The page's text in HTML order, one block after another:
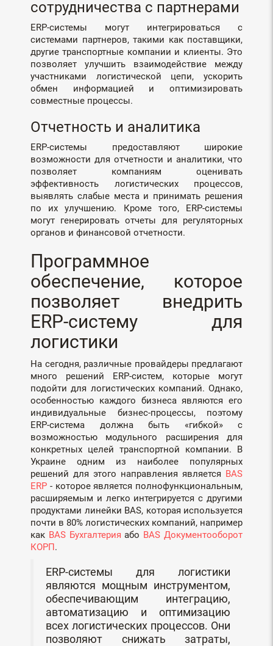
сотрудничества с партнерами
ERP-системы могут интегрироваться с
системами партнеров, такими как поставщики,
другие транспортные компании и клиенты. Это
позволяет улучшить взаимодействие между
участниками логистической цепи, ускорить
обмен информацией и оптимизировать
совместные процессы.
Отчетность и аналитика
ERP-системы предоставляют широкие
возможности для отчетности и аналитики, что
позволяет компаниям оценивать
эффективность логистических процессов,
выявлять слабые места и принимать решения
по их улучшению. Кроме того, ERP-системы
могут генерировать отчеты для регуляторных
органов и финансовой отчетности.
Программное
обеспечение, которое
позволяет внедрить
ERP-систему для
логистики
На сегодня, различные провайдеры предлагают
много решений ERP-систем, которые могут
подойти для логистических компаний. Однако,
особенностью каждого бизнеса являются его
индивидуальные бизнес-процессы, поэтому
ERP-система должна быть «гибкой» с
возможностью модульного расширения для
конкретных целей транспортной компании. В
Украине одним из наиболее популярных
решений для этого направления является BAS
ERP - которое является полнофункциональным,
расширяемым и легко интегрируется с другими
продуктами линейки BAS, которая используется
почти в 80% логистических компаний, например
как BAS Бухгалтерия або BAS Документооборот
КОРП.
ERP-системы для логистики
являются мощным инструментом,
обеспечивающим интеграцию,
автоматизацию и оптимизацию
всех логистических процессов. Они
позволяют снижать затраты,